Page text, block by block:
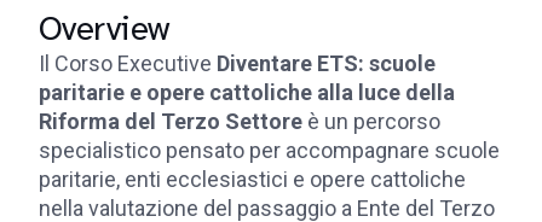
Overview
Il Corso Executive Diventare ETS: scuole
paritarie e opere cattoliche alla luce della
Riforma del Terzo Settore è un percorso
specialistico pensato per accompagnare scuole
paritarie, enti ecclesiastici e opere cattoliche
nella valutazione del passaggio a Ente del Terzo